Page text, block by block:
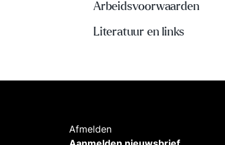
Arbeidsvoorwaarden
Literatuur en links
Afmelden